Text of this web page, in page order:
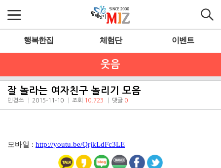
행복한집 체험단 이벤트
웃음
잘 놀라는 여자친구 놀리기 모음
민경쓰 2015-11-10 조회 10,723 댓글 0
모바일 : http://youtu.be/QrjkLdFc3LE